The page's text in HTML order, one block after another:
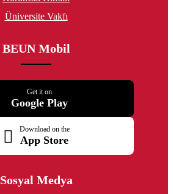
Üniversite Vakfı
BEUN Mobil
Get it on
Google Play
Download on the
App Store
Sosyal Medya